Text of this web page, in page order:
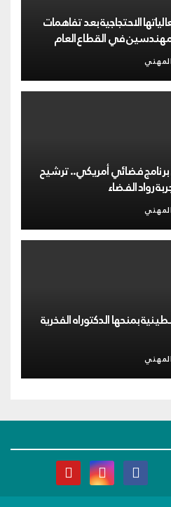
الاحتجاجية بعد تفاهمات
في القطاع العام
فضائي أمريكي.. ترشيح
رواد الفضاء
بمنحها الدكتوراه الفخرية